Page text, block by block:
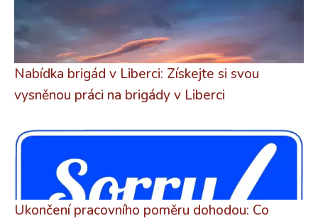
Nabídka brigád v Liberci: Získejte si svou
vysněnou práci na brigády v Liberci
Ukončení pracovního poměru dohodou: Co